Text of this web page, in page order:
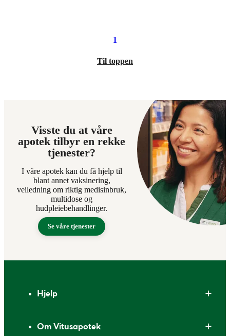
1
Til toppen
Visste du at våre
apotek tilbyr en rekke
tjenester?
I våre apotek kan du få hjelp til
blant annet vaksinering,
veiledning om riktig medisinbruk,
multidose og
hudpleiebehandlinger.
Se våre tjenester
Hjelp
Om Vitusapotek